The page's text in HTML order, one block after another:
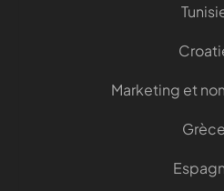
Marketing et
Grèce